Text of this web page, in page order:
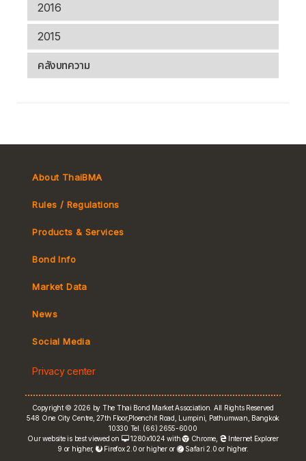
2016
2015
คลังบทความ
About ThaiBMA
Rules / Regulations
Tax
Products & Services
MeBond
e-bookbuilding
Bond Info
Market Data
Yield Curve
FRN Rate
News
Social Media
Privacy center
Copyright © 2026 by The Thai Bond Market Association. All Rights Reserved
548 One City Centre, 27th Floor,Ploenchit Road, Lumpini, Pathumwan, Bangkok
10330 Tel. (66) 2655-6000
Our website is best viewed on
1280x1024 with Chrome,
Internet Explorer
9 or higher,
Firefox 2.0 or higher or Safari 2.0 or higher.